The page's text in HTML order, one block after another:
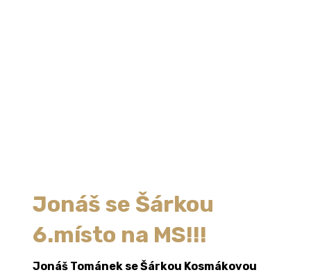
Jonáš se Šárkou
6.místo na MS!!!
Jonáš Tománek se Šárkou Kosmákovou